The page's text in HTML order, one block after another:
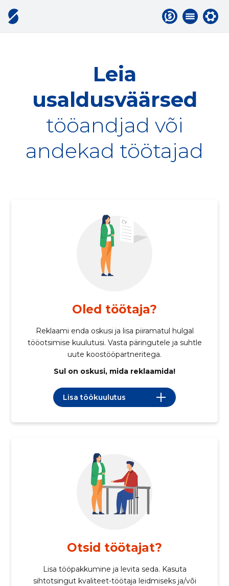
Leia
usaldusväärsed
tööandjad või
andekad töötajad
Oled töötaja?
Reklaami enda oskusi ja lisa piiramatul hulgal
tööotsimise kuulutusi. Vasta päringutele ja suhtle
uute koostööpartneritega.
Sul on oskusi, mida reklaamida!
Lisa töökuulutus
Otsid töötajat?
Lisa tööpakkumine ja levita seda. Kasuta
sihtotsingut kvaliteet-töötaja leidmiseks ja/või